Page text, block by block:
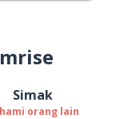
Simak
orang lain